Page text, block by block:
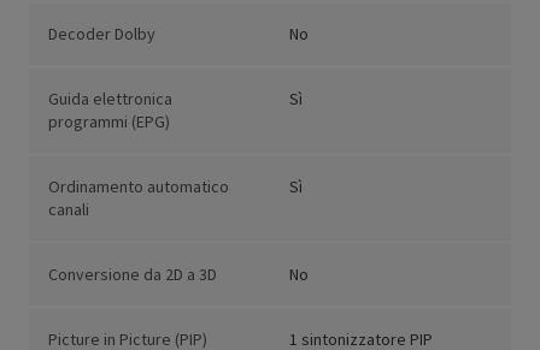
Decoder Dolby No
Guida elettronica
programmi (EPG)
Sì
Ordinamento automatico
canali
Sì
Conversione da 2D a 3D No
Picture in Picture (PIP) 1 sintonizzatore PIP